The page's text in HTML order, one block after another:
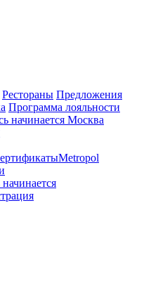
Рестораны Предложения
Программа лояльности
начинается Москва
Metropol
начинается